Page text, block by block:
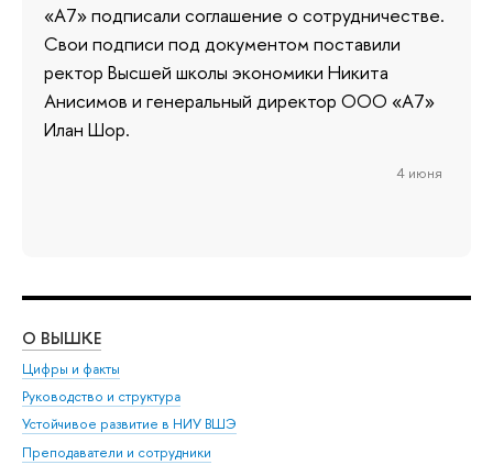
«А7» подписали соглашение о сотрудничестве.
Свои подписи под документом поставили
ректор Высшей школы экономики Никита
Анисимов и генеральный директор ООО «А7»
Илан Шор.
4 июня
О ВЫШКЕ
Цифры и факты
Руководство и структура
Устойчивое развитие в НИУ ВШЭ
Преподаватели и сотрудники